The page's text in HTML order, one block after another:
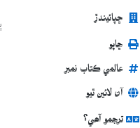
ڇپائيندڙ
ڇاپو
عالمي ڪتاب نمبر
آن لائين ٿيو
ترجمو آھي؟